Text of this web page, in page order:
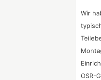
Wir
OSR-